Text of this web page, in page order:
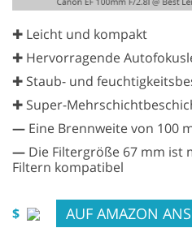
✚ Leicht und kompakt
✚ Hervorragende
✚ Staub- und
✚ Super-
— Eine Brennweite von 100
— Die Filtergröße 67 mm ist
Filtern kompatibel
$ AUF AMAZON